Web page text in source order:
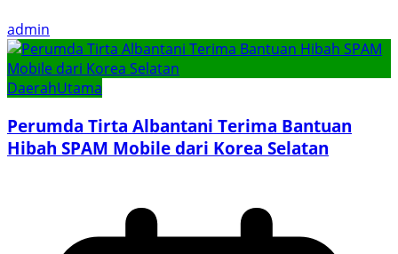
admin
DaerahUtama
Perumda Tirta Albantani Terima Bantuan
Hibah SPAM Mobile dari Korea Selatan